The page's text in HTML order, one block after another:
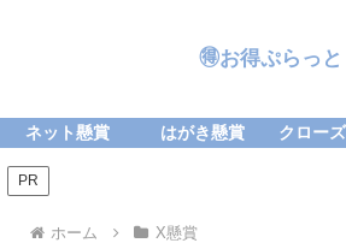
🉐お得ぷらっと
ネット懸賞 はがき懸賞 クロー
PR
ホーム X懸賞